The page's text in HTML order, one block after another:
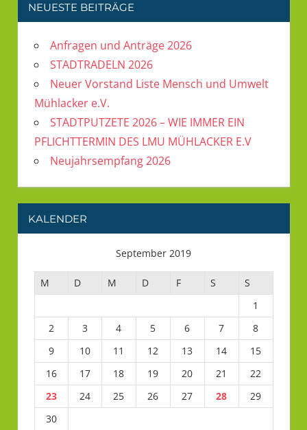
NEUESTE BEITRÄGE
Anfragen und Anträge 2026
STADTRADELN 2026
Neuer Vorstand Liste Mensch und Umwelt
Mühlacker e.V.
STADTPUTZETE 2026 – WIE IMMER EIN
PFLICHTTERMIN DES LMU MÜHLACKER E.V
Neujahrsempfang 2026
KALENDER
September 2019
M D M D F S
S
1
2
3 4 5 6 7
8
9
10 11 12 13 14
15
16
17 18 19 20 21
22
23
24 25 26 27 28
29
30